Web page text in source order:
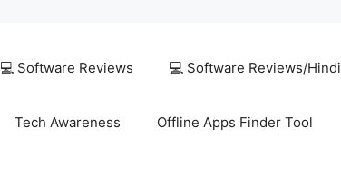
💻 Software Reviews 💻 Software Reviews/Hindi
Tech Awareness Offline Apps Finder Tool